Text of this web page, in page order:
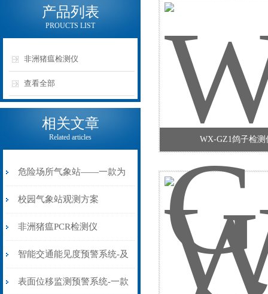
产品列表
PROUCTS LIST
非洲猪瘟检测仪
查看全部
相关文章
Related articles
危险场所气象站——一款为
安全护航的燃油库气象站
2023已更新
校园气象站观测方案
非洲猪瘟PCR检测仪
智能交通能见度预警系统-及
时调整的公路雾霾实时监测
表面位移监测预警系统-一款
WX-GZ1鸽子检测